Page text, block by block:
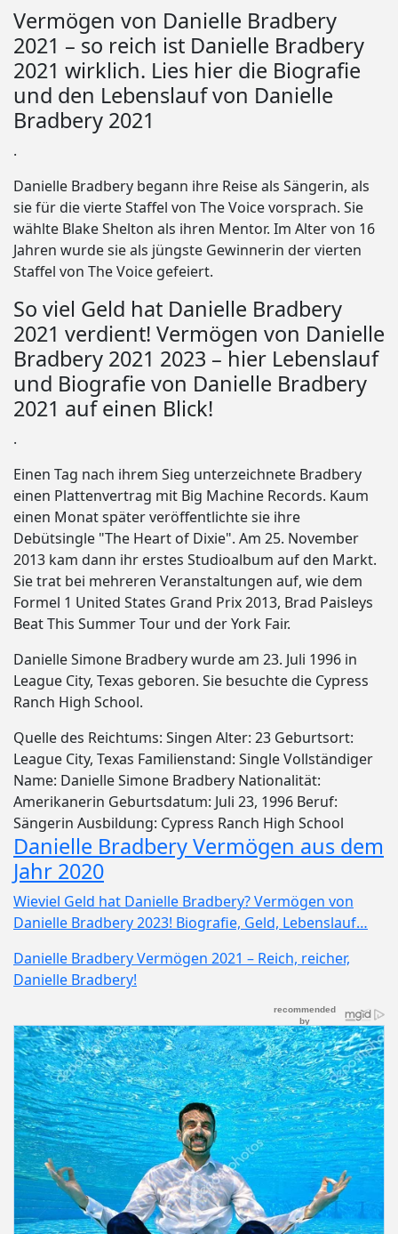
Vermögen von Danielle Bradbery
2021 – so reich ist Danielle Bradbery
2021 wirklich. Lies hier die Biografie
und den Lebenslauf von Danielle
Bradbery 2021
.
Danielle Bradbery begann ihre Reise als Sängerin, als
sie für die vierte Staffel von The Voice vorsprach. Sie
wählte Blake Shelton als ihren Mentor. Im Alter von 16
Jahren wurde sie als jüngste Gewinnerin der vierten
Staffel von The Voice gefeiert.
So viel Geld hat Danielle Bradbery
2021 verdient! Vermögen von Danielle
Bradbery 2021 2023 – hier Lebenslauf
und Biografie von Danielle Bradbery
2021 auf einen Blick!
.
Einen Tag nach ihrem Sieg unterzeichnete Bradbery
einen Plattenvertrag mit Big Machine Records. Kaum
einen Monat später veröffentlichte sie ihre
Debütsingle "The Heart of Dixie". Am 25. November
2013 kam dann ihr erstes Studioalbum auf den Markt.
Sie trat bei mehreren Veranstaltungen auf, wie dem
Formel 1 United States Grand Prix 2013, Brad Paisleys
Beat This Summer Tour und der York Fair.
Danielle Simone Bradbery wurde am 23. Juli 1996 in
League City, Texas geboren. Sie besuchte die Cypress
Ranch High School.
Quelle des Reichtums: Singen Alter: 23 Geburtsort:
League City, Texas Familienstand: Single Vollständiger
Name: Danielle Simone Bradbery Nationalität:
Amerikanerin Geburtsdatum: Juli 23, 1996 Beruf:
Sängerin Ausbildung: Cypress Ranch High School
Danielle Bradbery Vermögen aus dem
Jahr 2020
Wieviel Geld hat Danielle Bradbery? Vermögen von
Danielle Bradbery 2023! Biografie, Geld, Lebenslauf…
Danielle Bradbery Vermögen 2021 – Reich, reicher,
Danielle Bradbery!